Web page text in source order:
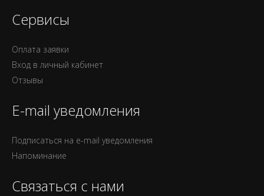
Сервисы
Оплата заявки
Вход в личный кабинет
Отзывы
E-mail уведомления
Подписаться на e-mail уведомления
Напоминание
Связаться с нами